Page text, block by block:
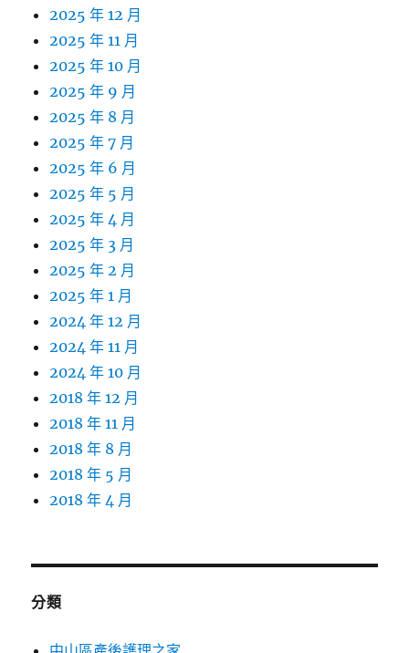
2025 年 12 月
2025 年 11 月
2025 年 10 月
2025 年 9 月
2025 年 8 月
2025 年 7 月
2025 年 6 月
2025 年 5 月
2025 年 4 月
2025 年 3 月
2025 年 2 月
2025 年 1 月
2024 年 12 月
2024 年 11 月
2024 年 10 月
2018 年 12 月
2018 年 11 月
2018 年 8 月
2018 年 5 月
2018 年 4 月
分類